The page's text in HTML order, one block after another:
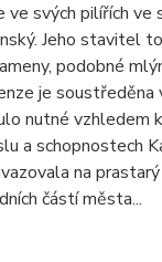
svých pilířích ve
Jeho stavitel
podobné
je soustředěna
nutné vzhledem
a schopnostech
na
částí města...